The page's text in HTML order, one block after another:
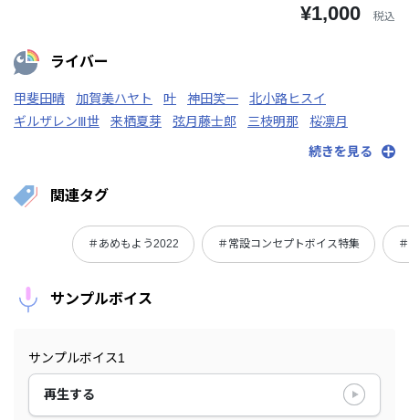
¥1,000 税込
ライバー
甲斐田晴 加賀美ハヤト 叶 神田笑一
北小路ヒスイ
ギルザレンⅢ世
来栖夏芽 弦月藤士郎 三枝明那
桜凛月
シスター・クレア
にじさんじ
続きを見る
関連タグ
＃あめもよう2022 ＃常設コンセプトボイス特集
サンプルボイス
サンプルボイス1
再生する